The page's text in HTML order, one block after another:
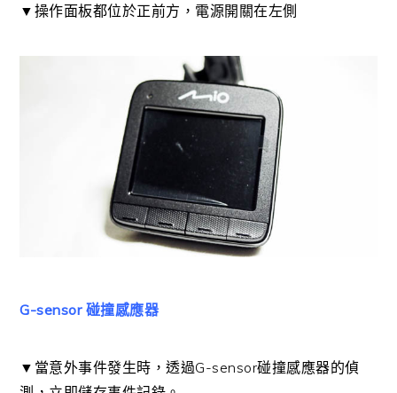
▼操作面板都位於正前方，電源開關在左側
G-sensor 碰撞感應器
▼當意外事件發生時，透過G-sensor碰撞感應器的偵